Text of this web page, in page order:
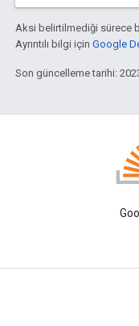
Aksi belirtilmediği sürece
Ayrıntılı bilgi için Google
Son güncelleme tarihi: